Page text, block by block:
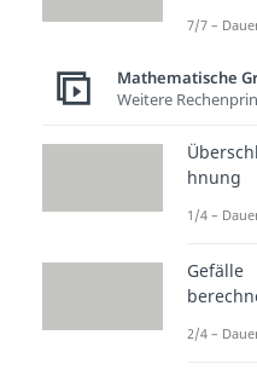
7/7 –
Mathematische
Weitere
hnung
1/4 –
Gefälle
2/4 –